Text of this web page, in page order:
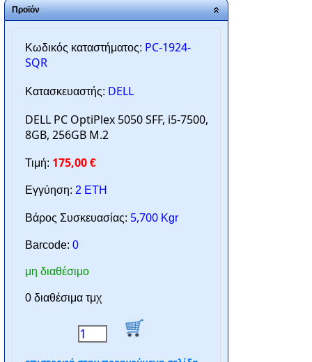
Προϊόν
Κωδικός καταστήματος: PC-1924-
SQR
Κατασκευαστής: DELL
DELL PC OptiPlex 5050 SFF, i5-7500,
8GB, 256GB M.2
Τιμή: 175,00 €
Εγγύηση: 2 ΕΤΗ
Βάρος Συσκευασίας: 5,700 Kgr
Barcode: 0
μη διαθέσιμο
0 διαθέσιμα τμχ